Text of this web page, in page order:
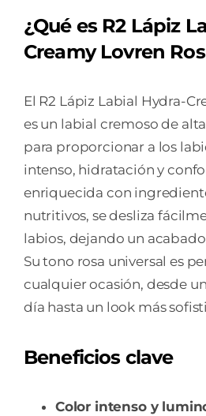
cantidad
¿Qué es R2 Lápiz
Creamy Lovren
El R2 Lápiz Labial Hydra-
es un labial cremoso de
para proporcionar a los
intenso, hidratación y
enriquecida con
nutritivos, se desliza
labios, dejando un
Su tono rosa universal es
cualquier ocasión, desde
día hasta un look más
Beneficios clave
Color intenso y